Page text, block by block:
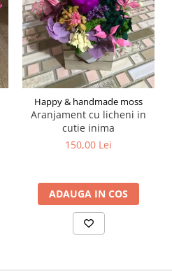
Happy & handmade moss
Aranjament cu licheni in
cutie inima
150,00 Lei
ADAUGA IN COS